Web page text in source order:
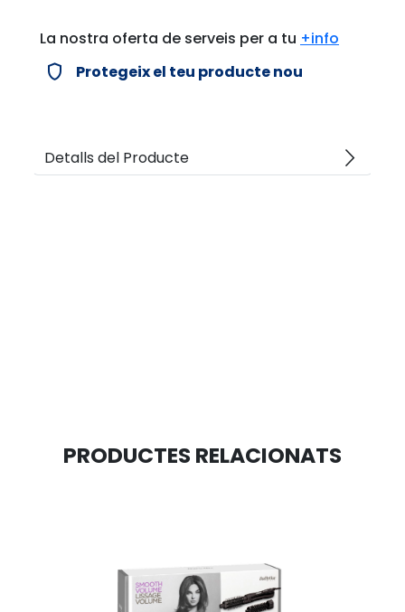
La nostra oferta de serveis per a tu +info
verified_user Protegeix el teu producte nou
Detalls del Producte arrow_forward_ios
PRODUCTES RELACIONATS